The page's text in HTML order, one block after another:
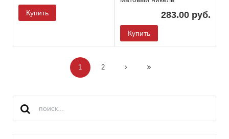
Купить 283.00 руб.
Купить
1 2